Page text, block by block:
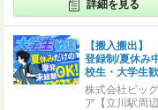
詳細を見る
【搬入搬出】
登録制/夏休み
校生・大学生歓
株式会社ビッ
ア【立川駅周